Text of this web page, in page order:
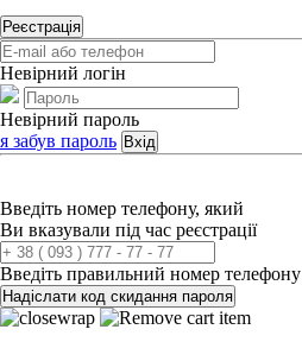
Реєстрація
Невірний логін
Невірний пароль
я забув пароль Вхід
Введіть номер телефону, який
Ви вказували під час реєстрації
Введіть правильний номер телефону
Надіслати код скидання пароля